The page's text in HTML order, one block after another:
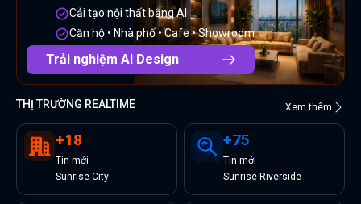
Cải tạo nội thất bằng AI
Căn hộ • Nhà phố • Cafe • Showroom
Trải nghiệm AI Design
THỊ TRƯỜNG REALTIME Xem thêm
+18
Tin mới
Sunrise City
+75
Tin mới
Sunrise Riverside